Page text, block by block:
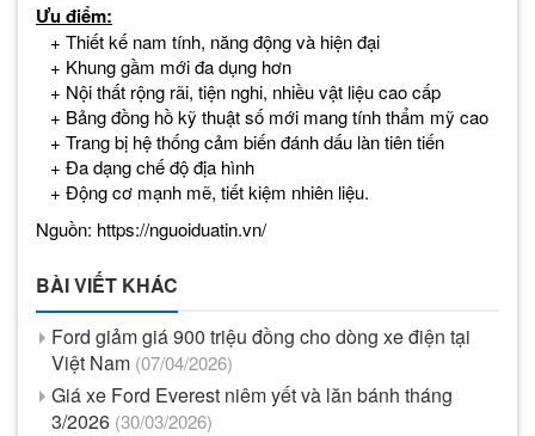
Ưu điểm:
+ Thiết kế nam tính, năng động và hiện đại
+ Khung gầm mới đa dụng hơn
+ Nội thất rộng rãi, tiện nghi, nhiều vật liệu cao cấp
+ Bảng đồng hồ kỹ thuật số mới mang tính thẩm mỹ cao
+ Trang bị hệ thống cảm biến đánh dấu làn tiên tiến
+ Đa dạng chế độ địa hình
​​​​​​​ + Động cơ mạnh mẽ, tiết kiệm nhiên liệu.
Nguồn: https://nguoiduatin.vn/
BÀI VIẾT KHÁC
Ford giảm giá 900 triệu đồng cho dòng xe điện tại
Việt Nam (07/04/2026)
Giá xe Ford Everest niêm yết và lăn bánh tháng
3/2026 (30/03/2026)